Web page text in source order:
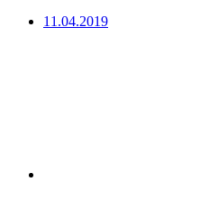
11.04.2019